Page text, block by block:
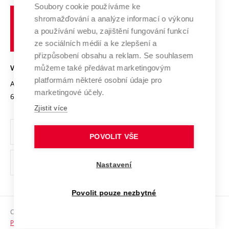
Výzkumné infrastruktury
Transfer znalostí
Open Science
Projekty
Projekty ze strukturálních fondů
Specifický výzkum
Spolupráce se školami
Služby univerzity
Mezinárodní dohody
Univerzitní sítě
Udržitelná univerzita
Podnikavá univerzita / ContriBUTe
Bezpečná univerzita
Vyznamenání
Organizační struktura
Ochrana osobních údajů
odkaz)
Sociální bezpečí
učení
technické
VYSOKÉ UČENÍ TECHNICKÉ V BRNĚ
Antonínská 548/1
602 00 Brno
www.vut.cz
vut@vutbr.cz
Copyright © 2026 VUT
Prohlášení o přístupnosti
Soubory cookie používáme ke
shromažďování a analýze informací o výkonu
a používání webu, zajištění fungování funkcí
ze sociálních médií a ke zlepšení a
přizpůsobení obsahu a reklam. Se souhlasem
můžeme také předávat marketingovým
platformám některé osobní údaje pro
marketingové účely.
Zjistit více
POVOLIT VŠE
Nastavení
Povolit pouze nezbytné